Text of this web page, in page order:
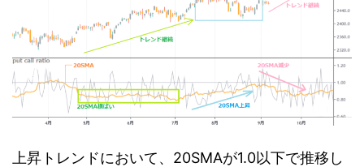
上昇トレンドにおいて、20SMAが1.0以下で推移し